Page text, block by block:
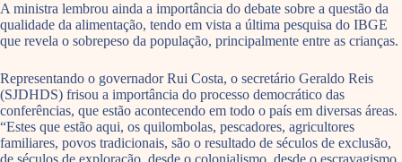
A ministra lembrou ainda a importância do debate sobre a questão da
qualidade da alimentação, tendo em vista a última pesquisa do IBGE
que revela o sobrepeso da população, principalmente entre as crianças.
Representando o governador Rui Costa, o secretário Geraldo Reis
(SJDHDS) frisou a importância do processo democrático das
conferências, que estão acontecendo em todo o país em diversas áreas.
“Estes que estão aqui, os quilombolas, pescadores, agricultores
familiares, povos tradicionais, são o resultado de séculos de exclusão,